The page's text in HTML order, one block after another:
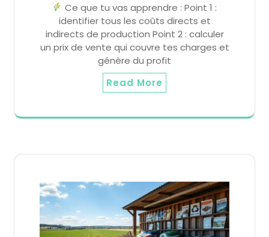
Ce que tu vas apprendre : Point 1 :
identifier tous les coûts directs et
indirects de production Point 2 : calculer
un prix de vente qui couvre tes charges et
génère du profit
Read More